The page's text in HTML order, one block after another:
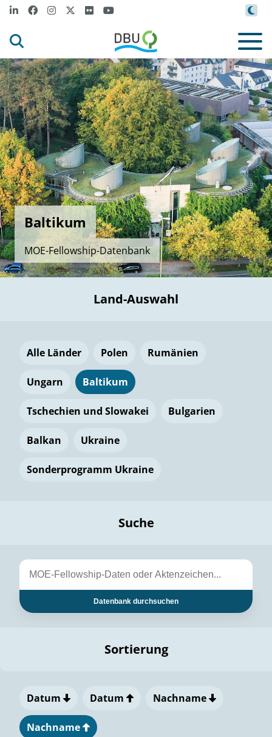
Baltikum
MOE-Fellowship-Datenbank
Land-Auswahl
Alle Länder Polen Rumänien
Ungarn Baltikum
Tschechien und Slowakei Bulgarien
Balkan Ukraine
Sonderprogramm Ukraine
Suche
Datenbank durchsuchen
Sortierung
Datum Datum Nachname
Nachname